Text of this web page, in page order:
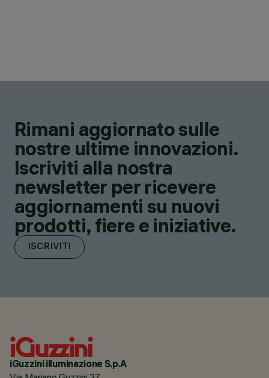
Rimani aggiornato sulle
nostre ultime innovazioni.
Iscriviti alla nostra
newsletter per ricevere
aggiornamenti su nuovi
prodotti, fiere e iniziative.
ISCRIVITI
iGuzzini illuminazione S.p.A